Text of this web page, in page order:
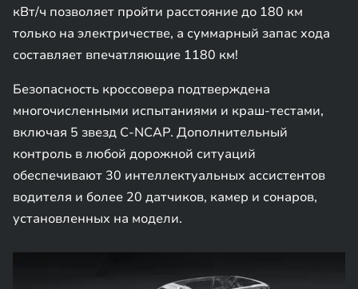
кВт/ч позволяет пройти расстояние до 180 км
только на электричестве, а суммарный запас хода
составляет впечатляющие 1180 км!
Безопасность кроссовера подтверждена
многочисленными испытаниями и краш-тестами,
включая 5 звезд C-NCAP. Дополнительный
контроль в любой дорожной ситуаций
обеспечивают 30 интеллектуальных ассистентов
водителя и более 20 датчиков, камер и сонаров,
установленных на модели.